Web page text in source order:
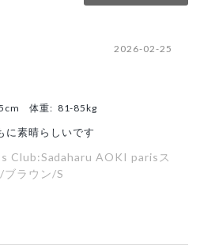
2026-02-25
体重: 81-85kg
に素晴らしいです
Club:Sadaharu AOKI parisス
ブラウン/S